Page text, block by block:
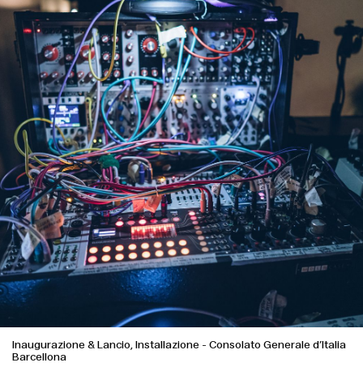
Inaugurazione & Lancio, Installazione - Consolato Generale d’Italia
Barcellona